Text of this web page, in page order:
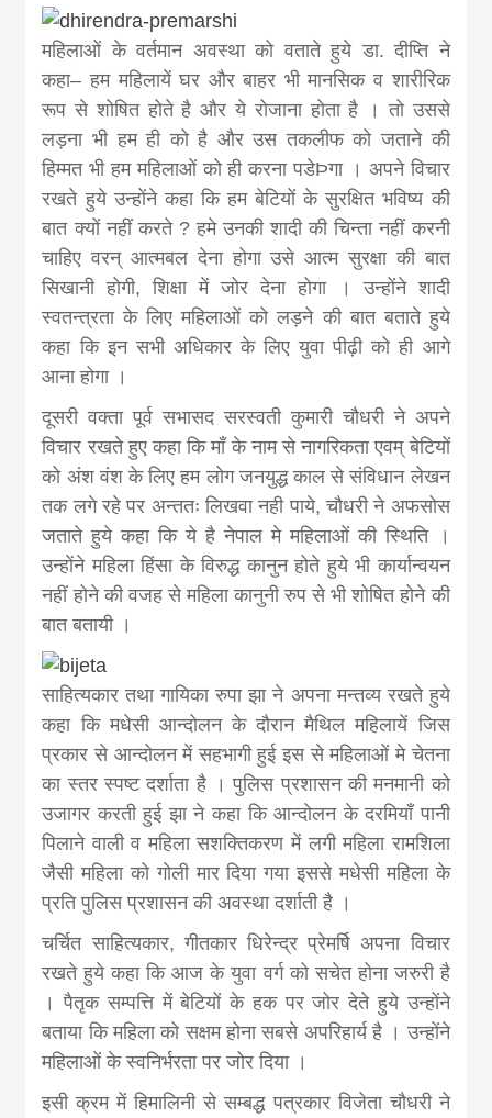
महिलाओं के वर्तमान अवस्था को वताते हुये डा. दीप्ति ने
कहा– हम महिलायें घर और बाहर भी मानसिक व शारीरिक
रूप से शोषित होते है और ये रोजाना होता है । तो उससे
लड़ना भी हम ही को है और उस तकलीफ को जताने की
हिम्मत भी हम महिलाओं को ही करना पडेÞगा । अपने विचार
रखते हुये उन्होंने कहा कि हम बेटियों के सुरक्षित भविष्य की
बात क्यों नहीं करते ? हमे उनकी शादी की चिन्ता नहीं करनी
चाहिए वरन् आत्मबल देना होगा उसे आत्म सुरक्षा की बात
सिखानी होगी, शिक्षा में जोर देना होगा । उन्होंने शादी
स्वतन्त्रता के लिए महिलाओं को लड़ने की बात बताते हुये
कहा कि इन सभी अधिकार के लिए युवा पीढ़ी को ही आगे
आना होगा ।
दूसरी वक्ता पूर्व सभासद सरस्वती कुमारी चौधरी ने अपने
विचार रखते हुए कहा कि माँ के नाम से नागरिकता एवम् बेटियों
को अंश वंश के लिए हम लोग जनयुद्ध काल से संविधान लेखन
तक लगे रहे पर अन्ततः लिखवा नही पाये, चौधरी ने अफसोस
जताते हुये कहा कि ये है नेपाल मे महिलाओं की स्थिति ।
उन्हाेंने महिला हिंसा के विरुद्ध कानुन होते हुये भी कार्यान्वयन
नहीं होने की वजह से महिला कानुनी रुप से भी शोषित होने की
बात बतायी ।
साहित्यकार तथा गायिका रुपा झा ने अपना मन्तव्य रखते हुये
कहा कि मधेसी आन्दोलन के दौरान मैथिल महिलायें जिस
प्रकार से आन्दोलन में सहभागी हुई इस से महिलाओं मे चेतना
का स्तर स्पष्ट दर्शाता है । पुलिस प्रशासन की मनमानी को
उजागर करती हुई झा ने कहा कि आन्दोलन के दरमियाँ पानी
पिलाने वाली व महिला सशक्तिकरण में लगी महिला रामशिला
जैसी महिला को गोली मार दिया गया इससे मधेसी महिला के
प्रति पुलिस प्रशासन की अवस्था दर्शाती है ।
चर्चित साहित्यकार, गीतकार धिरेन्द्र प्रेमर्षि अपना विचार
रखते हुये कहा कि आज के युवा वर्ग को सचेत होना जरुरी है
। पैतृक सम्पत्ति में बेटियों के हक पर जोर देते हुये उन्होंने
बताया कि महिला को सक्षम होना सबसे अपरिहार्य है । उन्होंने
महिलाओं के स्वनिर्भरता पर जोर दिया ।
इसी क्रम में हिमालिनी से सम्बद्ध पत्रकार विजेता चौधरी ने